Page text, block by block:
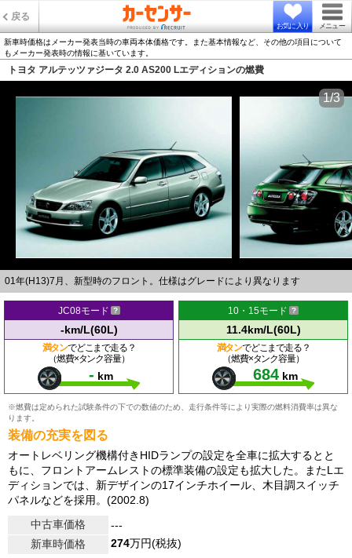
戻る
お気に入り メニュー
新車時価格はメーカー発表当時の車両本体価格です。また基本情報など、その他の項目について
もメーカー発表時の情報に基いています。
トヨタ アルテッツァジータ 2.0 AS200 Lエディションの燃費
01年(H13)7月、新型時のフロント。仕様はグレードにより異なります
1/3
JC08モード
-km/L(60L)
満タンでどこまで走る？
（燃費×タンク容量）
- km
10・15モード
11.4km/L(60L)
満タンでどこまで走る？
（燃費×タンク容量）
684 km
※燃費は定められた試験条件の下での数値のため、走行条件等により実際の燃料消費率は異な
ります。
装備の充実を図る
オートレベリング機構付きHIDランプの設定を全車に拡大するとと
もに、フロントアームレストの標準装備の設定も拡大した。またLエ
ディションでは、新デザインの17インチホイール、木目調スイッチ
パネルなどを採用。(2002.8)
中古車価格
---
新車時価格
274万円(税抜)